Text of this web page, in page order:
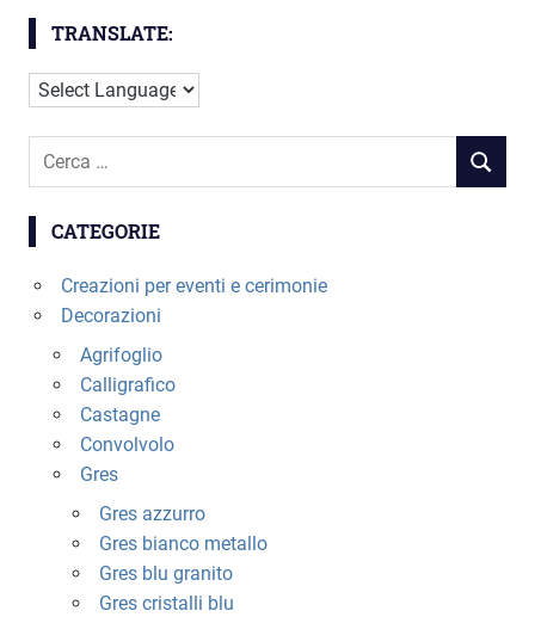
TRANSLATE:
Cerca
RICERCA
CATEGORIE
Creazioni per eventi e cerimonie
Decorazioni
Agrifoglio
Calligrafico
Castagne
Convolvolo
Gres
Gres azzurro
Gres bianco metallo
Gres blu granito
Gres cristalli blu